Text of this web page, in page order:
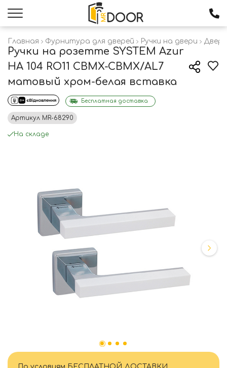
Главная Фурнитура для дверей Ручки на двери
Ручки на розетте SYSTEM Azur
HA 104 RO11 CBMX-CBMX/AL7
матовый хром-белая вставка
Бесплатная доставка
Артикул MR-68290
На складе